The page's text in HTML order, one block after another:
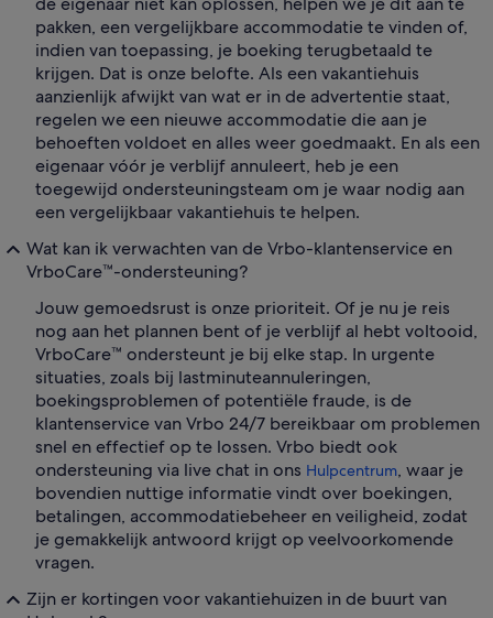
pakken, een vergelijkbare accommodatie te vinden of,
indien van toepassing, je boeking terugbetaald te
krijgen. Dat is onze belofte. Als een vakantiehuis
aanzienlijk afwijkt van wat er in de advertentie staat,
regelen we een nieuwe accommodatie die aan je
behoeften voldoet en alles weer goedmaakt. En als een
eigenaar vóór je verblijf annuleert, heb je een
toegewijd ondersteuningsteam om je waar nodig aan
een vergelijkbaar vakantiehuis te helpen.
Wat kan ik verwachten van de Vrbo-klantenservice en
VrboCare™-ondersteuning?
Jouw gemoedsrust is onze prioriteit. Of je nu je reis
nog aan het plannen bent of je verblijf al hebt voltooid,
VrboCare™ ondersteunt je bij elke stap. In urgente
situaties, zoals bij lastminuteannuleringen,
boekingsproblemen of potentiële fraude, is de
klantenservice van Vrbo 24/7 bereikbaar om problemen
snel en effectief op te lossen. Vrbo biedt ook
ondersteuning via live chat in ons Hulpcentrum, waar je
bovendien nuttige informatie vindt over boekingen,
betalingen, accommodatiebeheer en veiligheid, zodat
je gemakkelijk antwoord krijgt op veelvoorkomende
vragen.
Zijn er kortingen voor vakantiehuizen in de buurt van